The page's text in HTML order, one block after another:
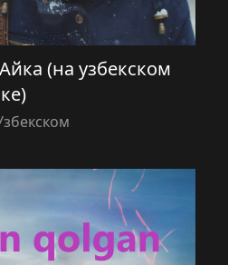
(на узбекском